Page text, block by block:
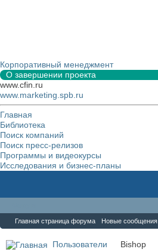
Корпоративный менеджмент
О завершении проекта
www.cfin.ru
www.marketing.spb.ru
Главная
Библиотека
Поиск компаний
Поиск пресс-релизов
Программы и видеокурсы
Исследования и бизнес-планы
Главная страница форума Новые сообщения
Пользователи Bishop